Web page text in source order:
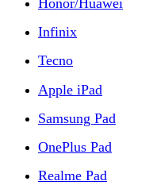
Honor/Huawei
Infinix
Tecno
Apple iPad
Samsung Pad
OnePlus Pad
Realme Pad